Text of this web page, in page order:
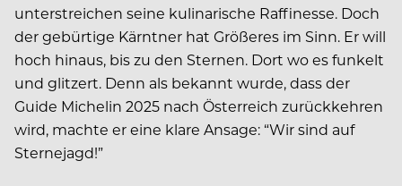
unterstreichen seine kulinarische Raffinesse. Doch
der gebürtige Kärntner hat Größeres im Sinn. Er will
hoch hinaus, bis zu den Sternen. Dort wo es funkelt
und glitzert. Denn als bekannt wurde, dass der
Guide Michelin 2025 nach Österreich zurückkehren
wird, machte er eine klare Ansage: “Wir sind auf
Sternejagd!”